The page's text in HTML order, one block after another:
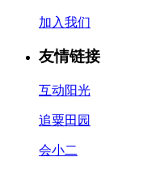
加入我们
友情链接
互动阳光
追粟田园
会小二